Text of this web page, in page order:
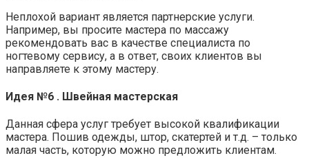
Неплохой вариант является партнерские услуги.
Например, вы просите мастера по массажу
рекомендовать вас в качестве специалиста по
ногтевому сервису, а в ответ, своих клиентов вы
направляете к этому мастеру.
Идея №6 . Швейная мастерская
Данная сфера услуг требует высокой квалификации
мастера. Пошив одежды, штор, скатертей и т.д. – только
малая часть, которую можно предложить клиентам.